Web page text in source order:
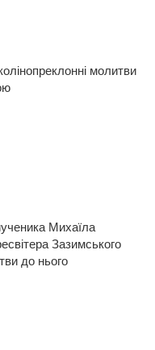
молитви
Михаїла
Зазимського
до нього